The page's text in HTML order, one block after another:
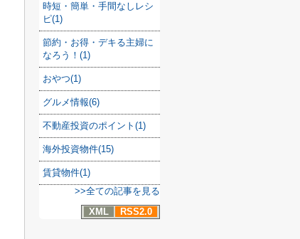
時短・簡単・手間なしレシ
ピ(1)
節約・お得・デキる主婦に
なろう！(1)
おやつ(1)
グルメ情報(6)
不動産投資のポイント(1)
海外投資物件(15)
賃貸物件(1)
>>全ての記事を見る
XML
RSS2.0